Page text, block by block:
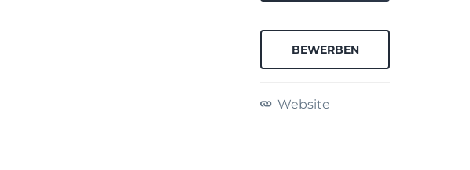
BEWERBEN
Website